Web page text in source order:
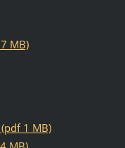
MB)
(pdf 1 MB)